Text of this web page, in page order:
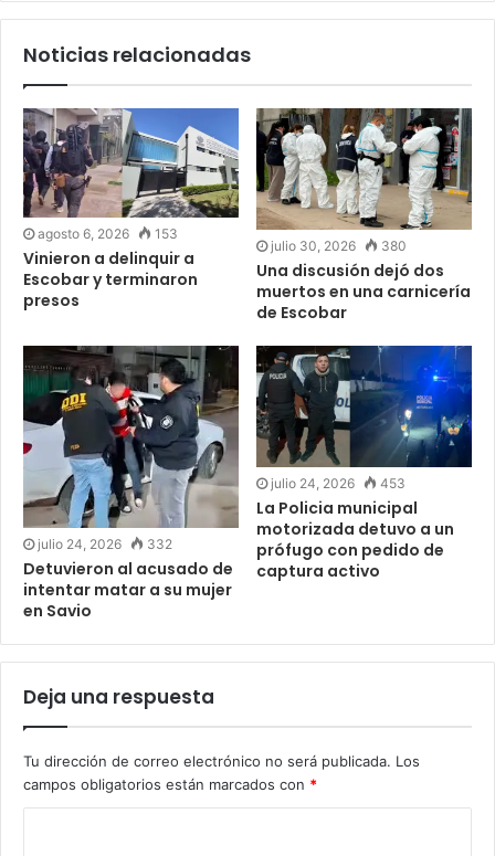
Noticias relacionadas
agosto 6, 2026 153
Vinieron a delinquir a
Escobar y terminaron
presos
julio 30, 2026 380
Una discusión dejó dos
muertos en una carnicería
de Escobar
julio 24, 2026 332
Detuvieron al acusado de
intentar matar a su mujer
en Savio
julio 24, 2026 453
La Policia municipal
motorizada detuvo a un
prófugo con pedido de
captura activo
Deja una respuesta
Tu dirección de correo electrónico no será publicada. Los
campos obligatorios están marcados con *